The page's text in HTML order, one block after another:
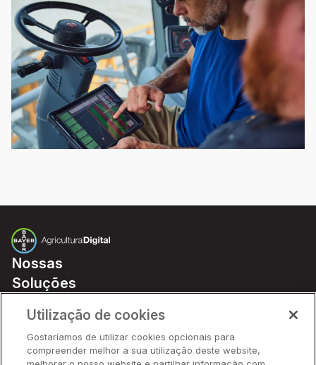
Nossas
Soluções
Parceiros
Hardware
Utilização de cookies
Gostaríamos de utilizar cookies opcionais para
compreender melhor a sua utilização deste website,